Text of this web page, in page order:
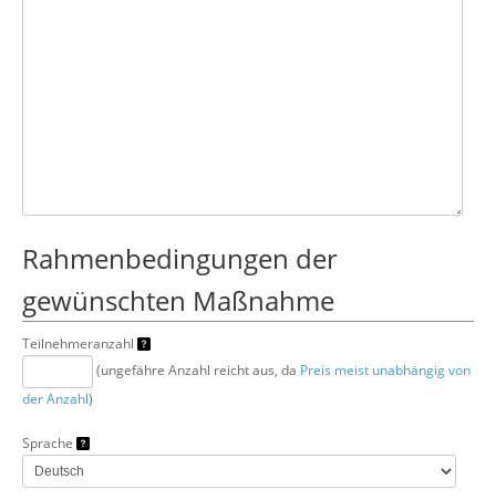
Rahmenbedingungen der
gewünschten Maßnahme
Teilnehmeranzahl
(ungefähre Anzahl reicht aus, da Preis meist unabhängig von
der Anzahl)
Sprache